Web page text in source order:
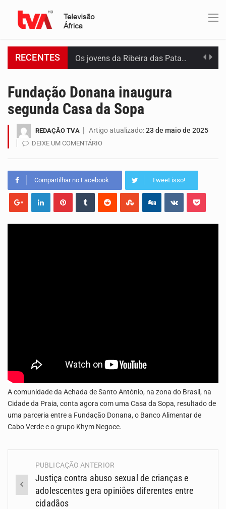
RECENTES
Capacitar crianças para que conheçam os seus direitos, façam ouvir a sua voz e se…
A campanha agrícola arrancou de forma lenta em Santiago. A irregularidade das chuvas está a…
Arrancou esta segunda-feira a formação do primeiro Programa de Treinamento em Epidemiologia de Campo de…
Fundação Donana inaugura
segunda Casa da Sopa
REDAÇÃO TVA Artigo atualizado:23 de maio de 2025
DEIXE UM COMENTÁRIO
Compartilhar no Facebook Tweet isso!
A comunidade da Achada de Santo António, na zona do Brasil, na
Cidade da Praia, conta agora com uma Casa da Sopa, resultado de
uma parceria entre a Fundação Donana, o Banco Alimentar de
Cabo Verde e o grupo Khym Negoce.
Navegação
(Posts)
PUBLICAÇÃO ANTERIOR
Justiça contra abuso sexual de crianças e
adolescentes gera opiniões diferentes entre
cidadãos